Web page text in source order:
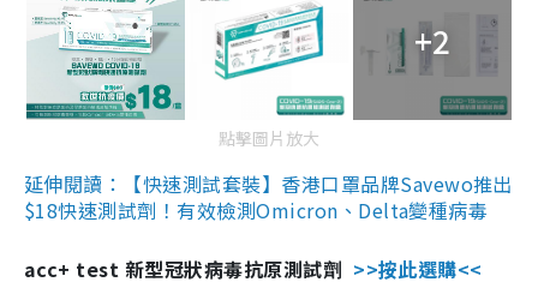
+2
點擊圖片放大
延伸閱讀：【快速測試套裝】香港口罩品牌Savewo推出
$18快速測試劑！有效檢測Omicron、Delta變種病毒
acc+ test 新型冠狀病毒抗原測試劑 >>按此選購<<